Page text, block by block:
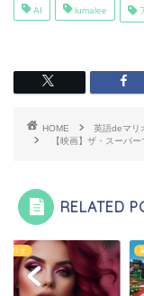
AI lumalee
HOME
英語deマリ
【映画】ザ・スーパ
RELATED
マリオ